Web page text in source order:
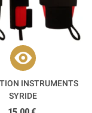
INSTRUMENTS
SYRIDE